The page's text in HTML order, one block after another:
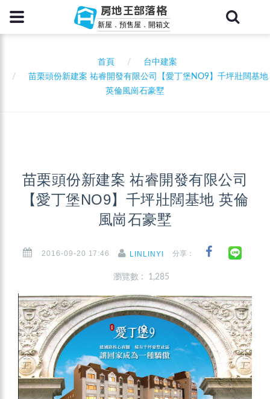
房地王部落格
新屋．預售屋．開箱文
首頁
台中建案
苗栗頭份新建案 祐睿開發有限公司【愛丁堡NO9】千坪壯闊基地
英倫風崗石豪墅
苗栗頭份新建案 祐睿開發有限公司
【愛丁堡NO9】千坪壯闊基地 英倫
風崗石豪墅
2016-09-20 17:46 LINLINYI 分享：
瀏覽數 : 1,285